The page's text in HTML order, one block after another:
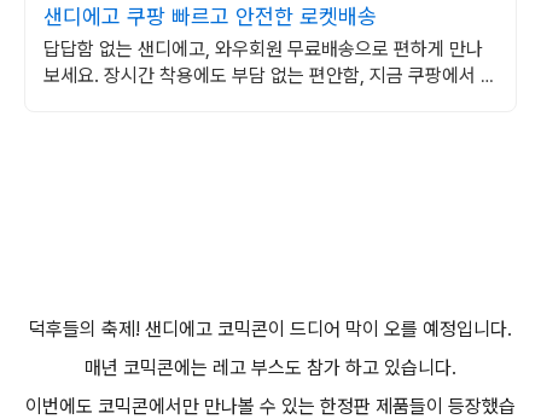
샌디에고 쿠팡 빠르고 안전한 로켓배송
답답함 없는 샌디에고, 와우회원 무료배송으로 편하게 만나
보세요. 장시간 착용에도 부담 없는 편안함, 지금 쿠팡에서 경
덕후들의 축제! 샌디에고 코믹콘이 드디어 막이 오를 예정입니다.
매년 코믹콘에는 레고 부스도 참가 하고 있습니다.
이번에도 코믹콘에서만 만나볼 수 있는 한정판 제품들이 등장했습